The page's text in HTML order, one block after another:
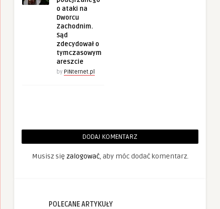
o ataki na
Dworcu
Zachodnim.
Sąd
zdecydował o
tymczasowym
areszcie
by PINternet.pl
DODAJ KOMENTARZ
Musisz się zalogować, aby móc dodać komentarz.
POLECANE ARTYKUŁY